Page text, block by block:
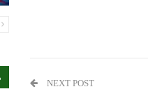
NEXT POST